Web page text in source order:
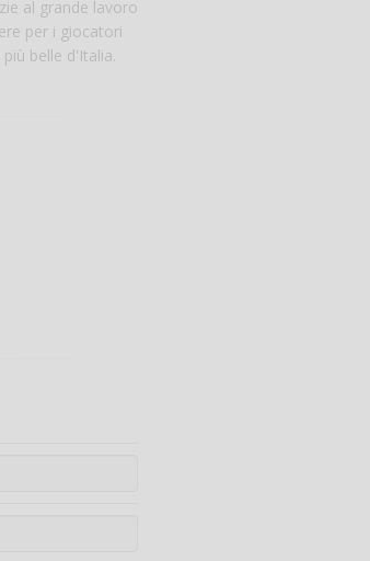
al grande lavoro
per i giocatori
belle d'Italia.